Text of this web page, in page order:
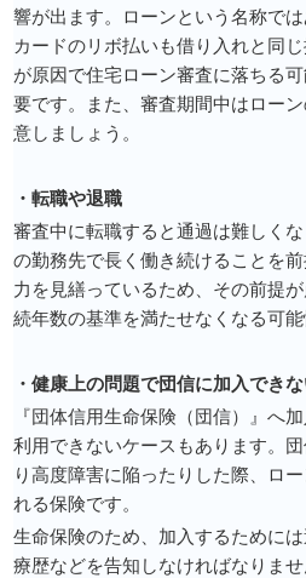
響が出ます。ローンという名称で
カードのリボ払いも借り入れと同
が原因で住宅ローン審査に落ちる
要です。また、審査期間中はロー
意しましょう。
・転職や退職
審査中に転職すると通過は難しく
の勤務先で長く働き続けることを
力を見繕っているため、その前提
続年数の基準を満たせなくなる可能
・健康上の問題で団信に加入でき
『団体信用生命保険（団信）』へ
利用できないケースもあります。
り高度障害に陥ったりした際、ロ
れる保険です。
生命保険のため、加入するために
療歴などを告知しなければなりま